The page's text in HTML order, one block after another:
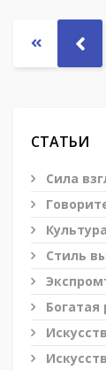
СТАТЬИ
Сила
Стиль
Богатая